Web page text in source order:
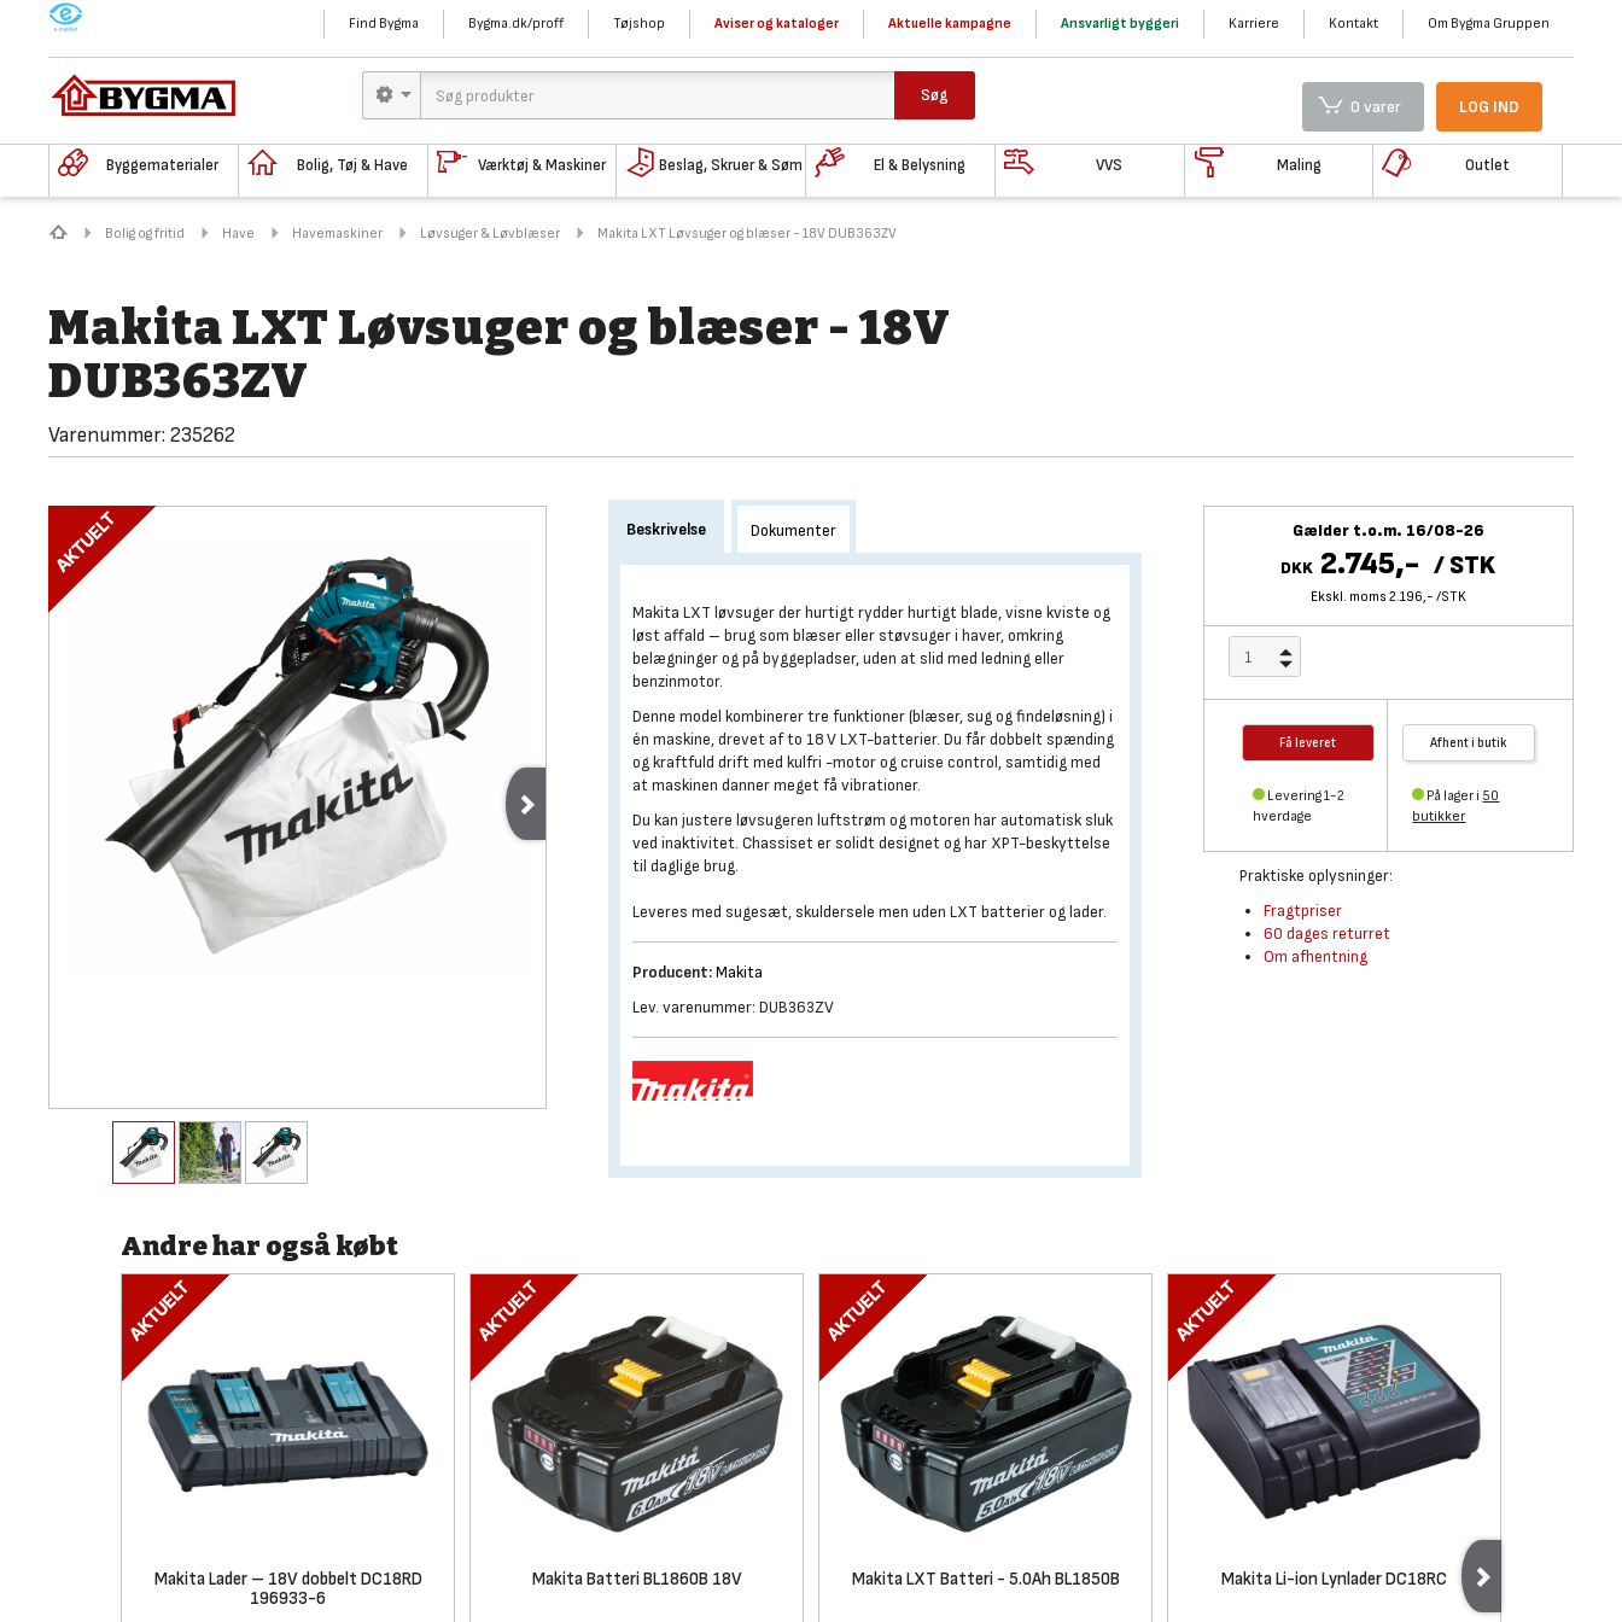
M Find Bygma Bygma.dk/proff Tøjshop Aviser og kataloger Aktuelle kampagne Ansvarligt byggeri Karriere Kontakt Om Bygma Gruppen
Søg
0 varer LOG IND
Byggematerialer Bolig, Tøj & Have Værktøj & Maskiner Beslag, Skruer & Søm El & Belysning VVS Maling Outlet
Bolig og fritid Have Havemaskiner Løvsuger & Løvblæser Makita LXT Løvsuger og blæser - 18V DUB363ZV
Makita LXT Løvsuger og blæser - 18V
DUB363ZV
Varenummer: 235262
Gælder t.o.m. 16/08-26
DKK 2.745,- /STK
Ekskl. moms 2.196,- /STK
Få leveret
Levering 1-2
hverdage
Afhent i butik
På lager i 50
butikker
Praktiske oplysninger:
Fragtpriser
60 dages returret
Om afhentning
Beskrivelse Dokumenter
Makita LXT løvsuger der hurtigt rydder hurtigt blade, visne kviste og
løst affald – brug som blæser eller støvsuger i haver, omkring
belægninger og på byggepladser, uden at slid med ledning eller
benzinmotor.
Denne model kombinerer tre funktioner (blæser, sug og findeløsning) i
én maskine, drevet af to 18 V LXT-batterier. Du får dobbelt spænding
og kraftfuld drift med kulfri -motor og cruise control, samtidig med
at maskinen danner meget få vibrationer.
Du kan justere løvsugeren luftstrøm og motoren har automatisk sluk
ved inaktivitet. Chassiset er solidt designet og har XPT-beskyttelse
til daglige brug.
Leveres med sugesæt, skuldersele men uden LXT batterier og lader.
Producent:Makita
Lev. varenummer: DUB363ZV
Andre har også købt
Makita Lader – 18V dobbelt DC18RD
196933-6
Makita Batteri BL1860B 18V Makita LXT Batteri - 5.0Ah BL1850B Makita Li-ion Lynlader DC18RC